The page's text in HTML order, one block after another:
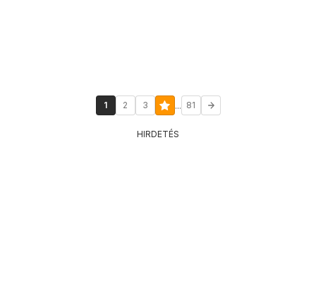
1 2 3 ... 81
HIRDETÉS